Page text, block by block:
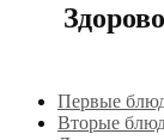
Первые
Вторые